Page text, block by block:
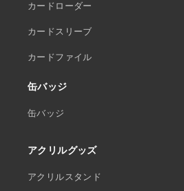
カードローダー
カードスリーブ
カードファイル
缶バッジ
缶バッジ
アクリルグッズ
アクリルスタンド